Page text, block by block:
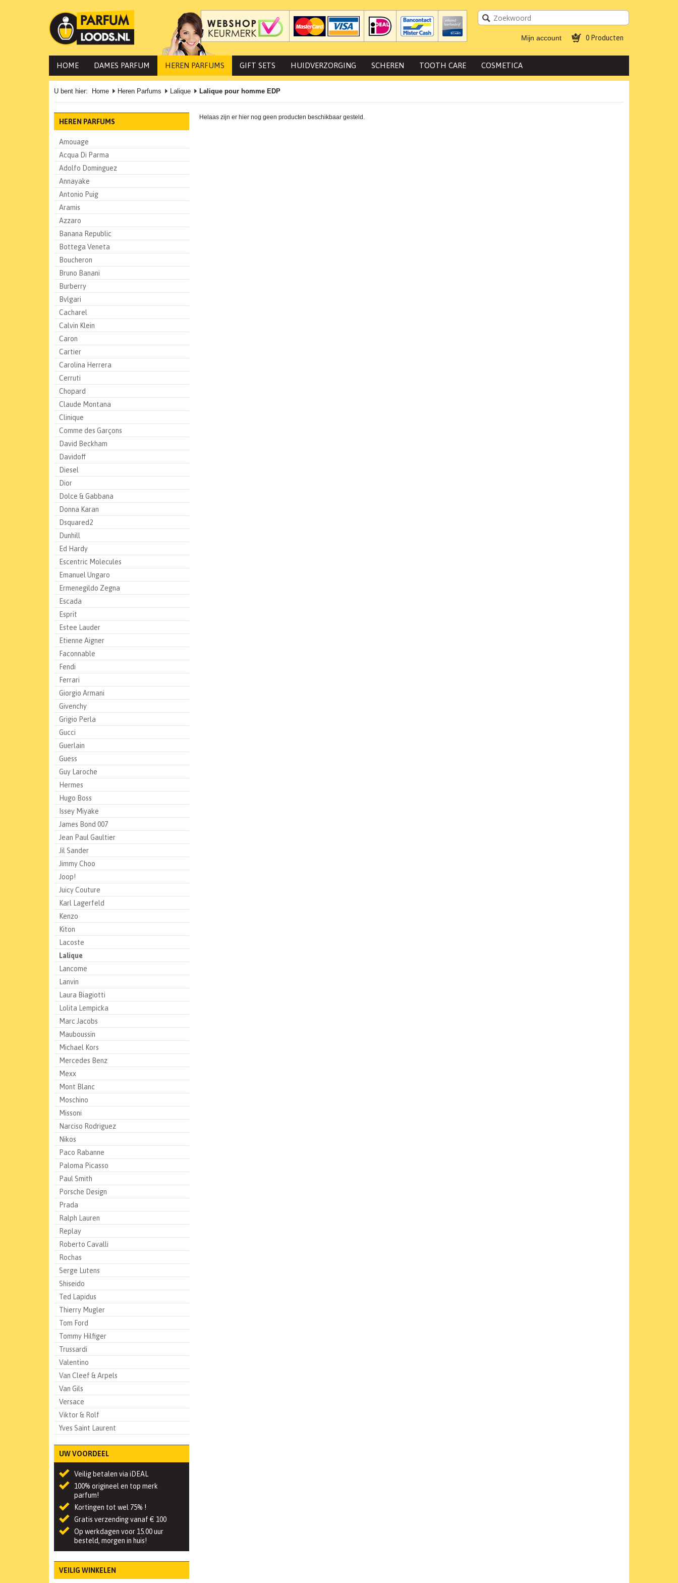
Mijn account 0 Producten
HOME DAMES PARFUM HEREN PARFUMS GIFT SETS HUIDVERZORGING SCHEREN TOOTH CARE COSMETICA
U bent hier: Home Heren Parfums Lalique Lalique pour homme EDP
HEREN PARFUMS
Amouage
Acqua Di Parma
Adolfo Dominguez
Annayake
Antonio Puig
Aramis
Azzaro
Banana Republic
Bottega Veneta
Boucheron
Bruno Banani
Burberry
Bvlgari
Cacharel
Calvin Klein
Caron
Cartier
Carolina Herrera
Cerruti
Chopard
Claude Montana
Clinique
Comme des Garçons
David Beckham
Davidoff
Diesel
Dior
Dolce & Gabbana
Donna Karan
Dsquared2
Dunhill
Ed Hardy
Escentric Molecules
Emanuel Ungaro
Ermenegildo Zegna
Escada
Esprit
Estee Lauder
Etienne Aigner
Faconnable
Fendi
Ferrari
Giorgio Armani
Givenchy
Grigio Perla
Gucci
Guerlain
Guess
Guy Laroche
Hermes
Hugo Boss
Issey Miyake
James Bond 007
Jean Paul Gaultier
Jil Sander
Jimmy Choo
Joop!
Juicy Couture
Karl Lagerfeld
Kenzo
Kiton
Lacoste
Lalique
Lancome
Lanvin
Laura Biagiotti
Lolita Lempicka
Marc Jacobs
Mauboussin
Michael Kors
Mercedes Benz
Mexx
Mont Blanc
Moschino
Missoni
Narciso Rodriguez
Nikos
Paco Rabanne
Paloma Picasso
Paul Smith
Porsche Design
Prada
Ralph Lauren
Replay
Roberto Cavalli
Rochas
Serge Lutens
Shiseido
Ted Lapidus
Thierry Mugler
Tom Ford
Tommy Hilfiger
Trussardi
Valentino
Van Cleef & Arpels
Van Gils
Versace
Viktor & Rolf
Yves Saint Laurent
UW VOORDEEL
Veilig betalen via iDEAL
100% origineel en top merk
parfum!
Kortingen tot wel 75% !
Gratis verzending vanaf € 100
Op werkdagen voor 15.00 uur
besteld, morgen in huis!
VEILIG WINKELEN
Helaas zijn er hier nog geen producten beschikbaar gesteld.